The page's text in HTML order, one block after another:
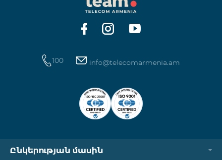
ստարտափ ինկուբատորում լավագույն
արդյունքներ գրանցող թիմերը ներդրումներ են
ներգրավում բիզնես հրեշտակների կողմից:
100 info@telecomarmenia.am
Ընկերության մասին